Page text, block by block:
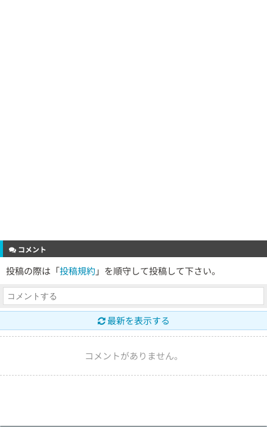
コメント
投稿の際は「投稿規約 」を順守して投稿して下さい。
最新を表示する
コメントがありません。